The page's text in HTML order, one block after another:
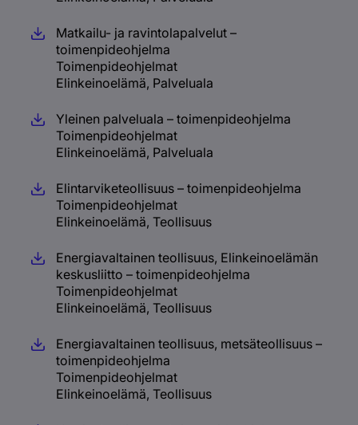
Matkailu- ja ravintolapalvelut –
toimenpideohjelma
Toimenpideohjelmat
Elinkeinoelämä, Palveluala
Yleinen palveluala – toimenpideohjelma
Toimenpideohjelmat
Elinkeinoelämä, Palveluala
Elintarviketeollisuus – toimenpideohjelma
Toimenpideohjelmat
Elinkeinoelämä, Teollisuus
Energiavaltainen teollisuus, Elinkeinoelämän
keskusliitto – toimenpideohjelma
Toimenpideohjelmat
Elinkeinoelämä, Teollisuus
Energiavaltainen teollisuus, metsäteollisuus –
toimenpideohjelma
Toimenpideohjelmat
Elinkeinoelämä, Teollisuus